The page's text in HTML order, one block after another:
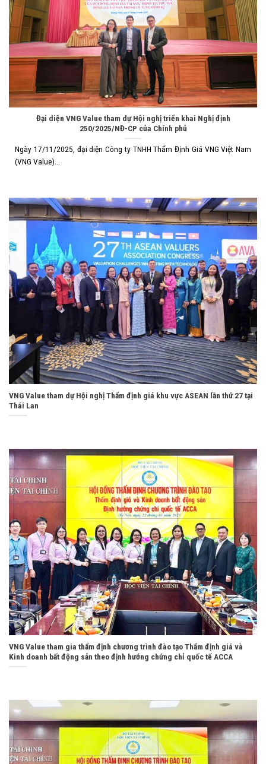
Đại diện VNG Value tham dự Hội nghị triển khai Nghị định
250/2025/NĐ-CP của Chính phủ
Ngày 17/11/2025, đại diện Công ty TNHH Thẩm Định Giá VNG Việt Nam
(VNG Value)...
VNG Value tham dự Hội nghị Thẩm định giá khu vực ASEAN lần thứ 27 tại
Thái Lan
VNG Value tham gia thẩm định chương trình đào tạo Thẩm định giá và
Kinh doanh bất động sản theo định hướng chứng chỉ quốc tế ACCA